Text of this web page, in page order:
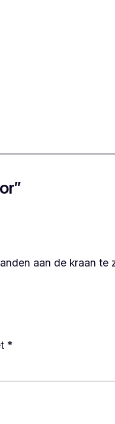
aan de kraan
*